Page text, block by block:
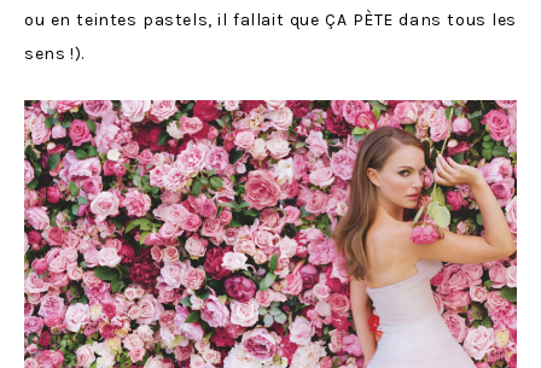
ou en teintes pastels, il fallait que ÇA PÈTE dans tous les
sens !).